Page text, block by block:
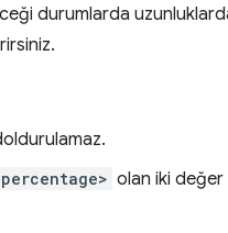
durumlarda
olan iki değer